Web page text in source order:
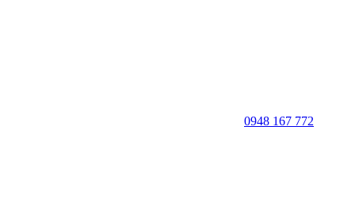
0948 167 772